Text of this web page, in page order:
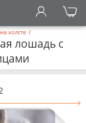
холсте /
лошадь с